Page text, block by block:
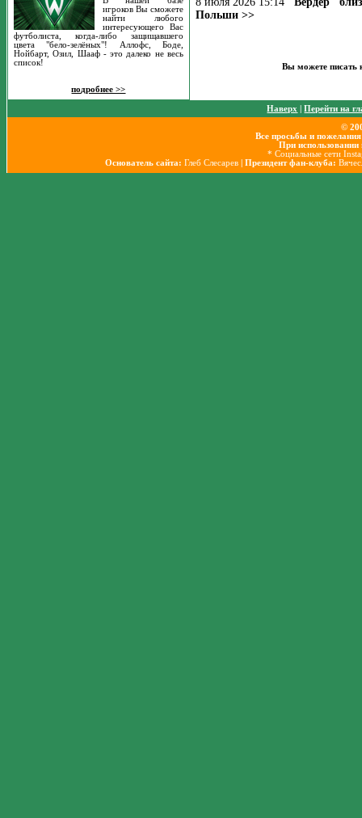
игроков Вы сможете
найти любого
интересующего Вас
футболиста, когда-либо защищавшего
цвета "бело-зелёных"! Аллофс, Боде,
Нойбарт, Озил, Шааф - это далеко не весь
список!
подробнее >>
Польши >>
Вы можете писать
Наверх |Перейти на
©
Все просьбы и
При использовании
* Социальные сети
Основатель сайта: Глеб Слесарев | Президент фан-клуба: